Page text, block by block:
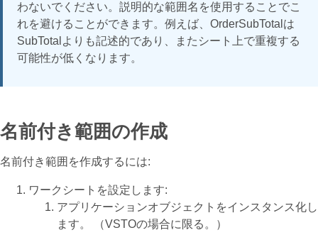
わないでください。説明的な範囲名を使用することでこ
れを避けることができます。例えば、OrderSubTotalは
SubTotalよりも記述的であり、またシート上で重複する
可能性が低くなります。
名前付き範囲の作成
名前付き範囲を作成するには:
ワークシートを設定します:
アプリケーションオブジェクトをインスタンス化し
ます。 （VSTOの場合に限る。）